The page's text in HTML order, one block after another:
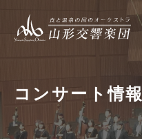
コンサート情報